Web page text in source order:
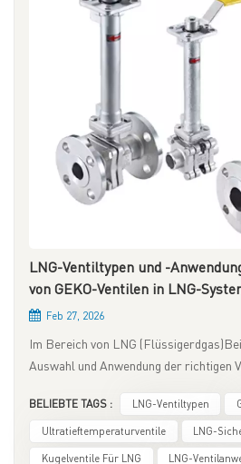
LNG-Ventiltypen und -
von GEKO-Ventilen in LNG-
Feb 27, 2026
Im Bereich von LNG
Auswahl und Anwendung der richtigen
in verschiedenen Phasen der LNG-
der Speicherung bis zum Transport.
renommiertesten Marken für LNG-
BELIEBTE TAGS : LNG-Ventiltypen
Ultratieftemperaturventile
LNG-
Kugelventile Für LNG
LNG-